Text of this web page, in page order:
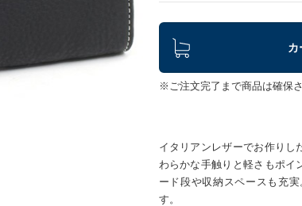
カ
※ご注文完了まで商品は確保
イタリアンレザーでお作りし
わらかな手触りと軽さもポイ
ード段や収納スペースも充
す。